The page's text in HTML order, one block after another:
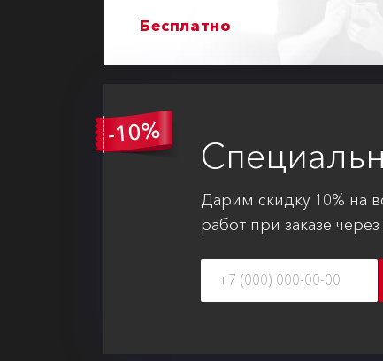
Бесплатно
Дарим скидку 10% на
работ при заказе через